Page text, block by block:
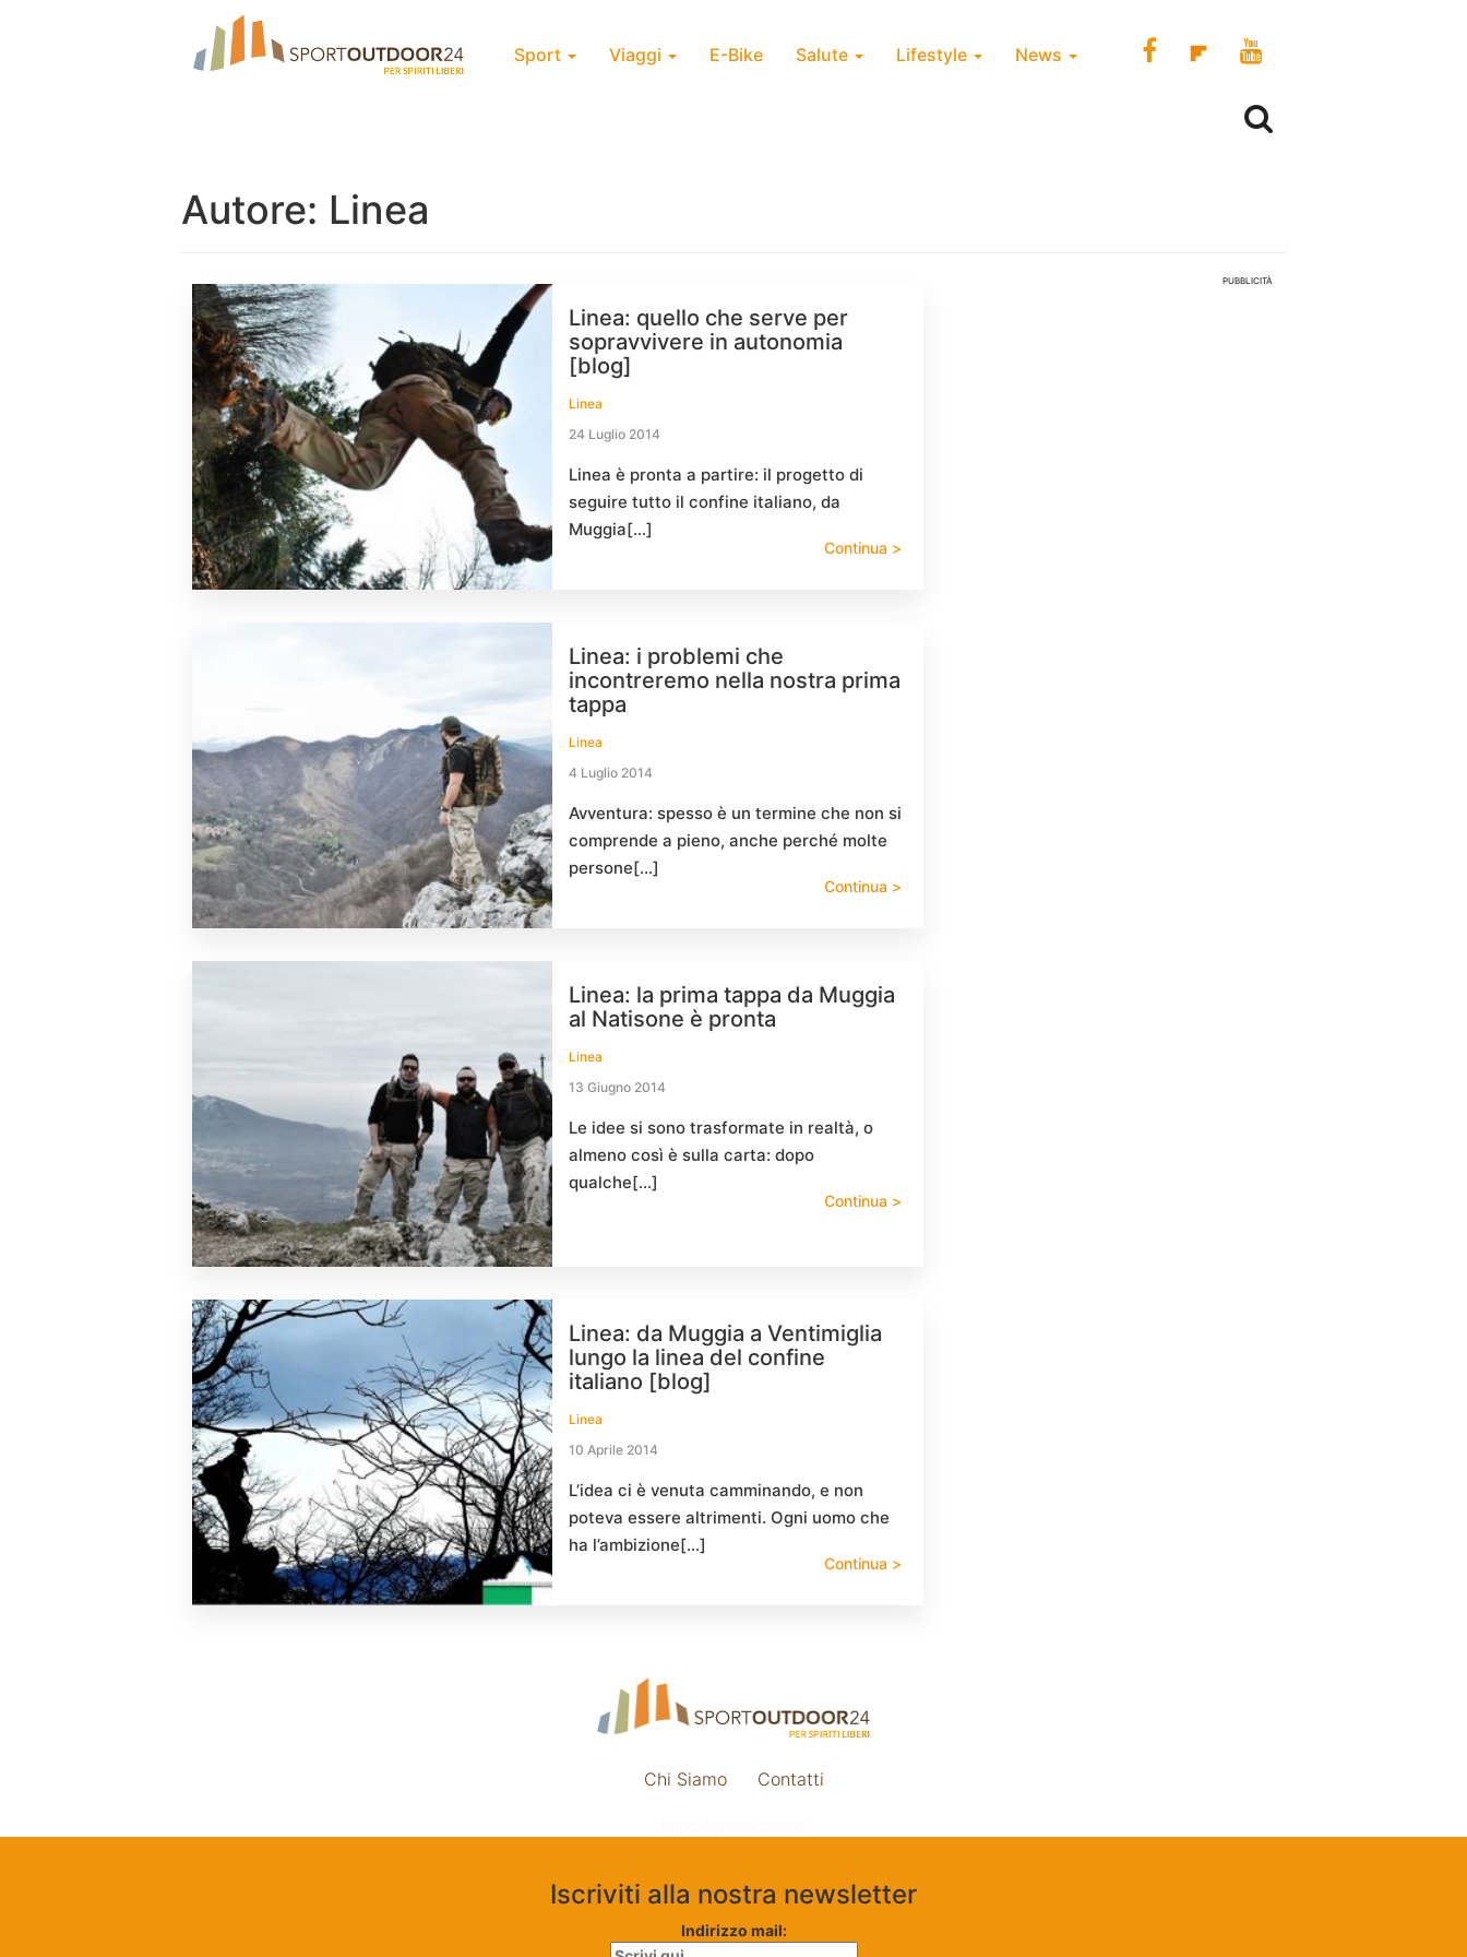
Sport Viaggi E-Bike Salute Lifestyle News
Autore: Linea
Linea: quello che serve per
sopravvivere in autonomia
[blog]
Linea
24 Luglio 2014
Linea è pronta a partire: il progetto di
seguire tutto il confine italiano, da
Muggia[…]
Continua >
Linea: i problemi che
incontreremo nella nostra prima
tappa
Linea
4 Luglio 2014
Avventura: spesso è un termine che non si
comprende a pieno, anche perché molte
persone[…]
Continua >
Linea: la prima tappa da Muggia
al Natisone è pronta
Linea
13 Giugno 2014
Le idee si sono trasformate in realtà, o
almeno così è sulla carta: dopo
qualche[…]
Continua >
Linea: da Muggia a Ventimiglia
lungo la linea del confine
italiano [blog]
Linea
10 Aprile 2014
L’idea ci è venuta camminando, e non
poteva essere altrimenti. Ogni uomo che
ha l’ambizione[…]
Continua >
PUBBLICITÀ
Chi Siamo Contatti
Iscriviti alla nostra newsletter
Indirizzo mail: